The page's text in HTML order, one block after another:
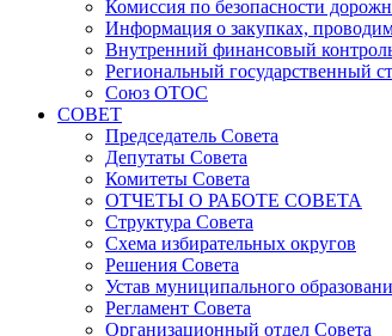
Комиссия по безопасности
Информация о закупках,
Внутренний финансовый
Региональный государственный
Союз ОТОС
СОВЕТ
Председатель Совета
Депутаты Совета
Комитеты Совета
ОТЧЕТЫ О РАБОТЕ СОВЕТА
Структура Совета
Схема избирательных округов
Решения Совета
Устав муниципального
Регламент Совета
Организационный отдел Совета